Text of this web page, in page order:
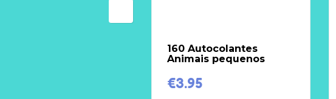
160 Autocolantes
Animais pequenos
€3.95